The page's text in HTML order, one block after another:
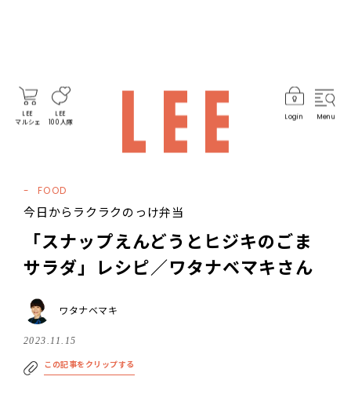
LEE
マルシェ
LEE
100人隊
Login Menu
FOOD
今日からラクラクのっけ弁当
「スナップえんどうとヒジキのごま
サラダ」レシピ／ワタナベマキさん
ワタナベマキ
2023.11.15
この記事をクリップする